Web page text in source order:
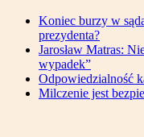
Koniec burzy w
prezydenta?
Jarosław Matras:
wypadek”
Odpowiedzialność
Milczenie jest